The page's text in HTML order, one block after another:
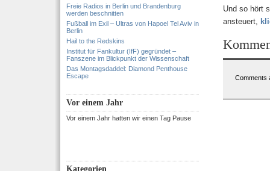
Freie Radios in Berlin und Brandenburg
werden beschnitten
Fußball im Exil – Ultras von Hapoel Tel Aviv in
Berlin
Hail to the Redskins
Institut für Fankultur (IfF) gegründet –
Fanszene im Blickpunkt der Wissenschaft
Das Montagsdaddel: Diamond Penthouse
Escape
Vor einem Jahr
Vor einem Jahr hatten wir einen Tag Pause
Kategorien
Und so hört
ansteuert,
Comments